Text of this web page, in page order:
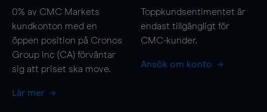
0% av CMC Markets
kundkonton med en
öppen position på Cronos
Group Inc (CA) förväntar
sig att priset ska move.
Lär mer
Toppkundsentimentet är
endast tillgängligt för
CMC-kunder.
Ansök om konto